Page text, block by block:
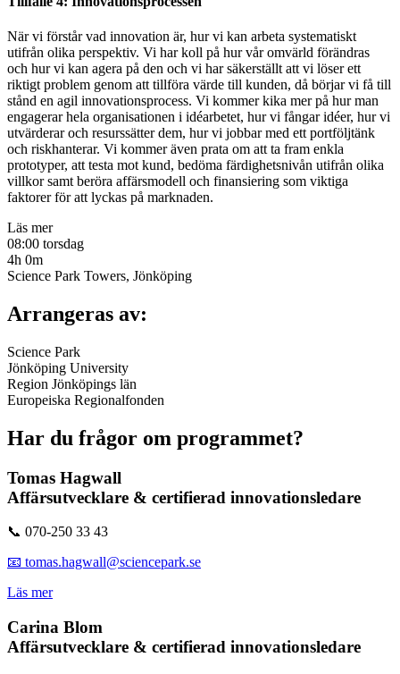
När vi förstår vad innovation är, hur vi kan arbeta systematiskt
utifrån olika perspektiv. Vi har koll på hur vår omvärld förändras
och hur vi kan agera på den och vi har säkerställt att vi löser ett
riktigt problem genom att tillföra värde till kunden, då börjar vi få till
stånd en agil innovationsprocess. Vi kommer kika mer på hur man
engagerar hela organisationen i idéarbetet, hur vi fångar idéer, hur vi
utvärderar och resurssätter dem, hur vi jobbar med ett portföljtänk
och riskhanterar. Vi kommer även prata om att ta fram enkla
prototyper, att testa mot kund, bedöma färdighetsnivån utifrån olika
villkor samt beröra affärsmodell och finansiering som viktiga
faktorer för att lyckas på marknaden.
Läs mer
08:00 torsdag
4h 0m
Science Park Towers, Jönköping
Arrangeras av:
Science Park
Jönköping University
Region Jönköpings län
Europeiska Regionalfonden
Har du frågor om programmet?
Tomas Hagwall
Affärsutvecklare & certifierad innovationsledare
📞 070-250 33 43
📧 tomas.hagwall@sciencepark.se
Läs mer
Carina Blom
Affärsutvecklare & certifierad innovationsledare